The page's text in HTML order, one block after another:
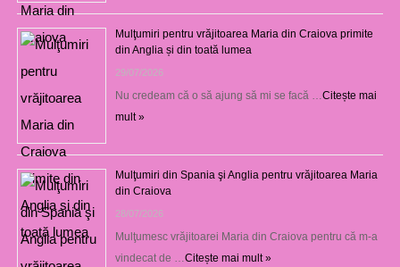
Mulţumiri pentru vrăjitoarea Maria din Craiova primite
din Anglia și din toată lumea
29/07/2026
Nu credeam că o să ajung să mi se facă … Citește mai
mult »
Mulţumiri din Spania şi Anglia pentru vrăjitoarea Maria
din Craiova
28/07/2026
Mulţumesc vrăjitoarei Maria din Craiova pentru că m-a
vindecat de … Citește mai mult »